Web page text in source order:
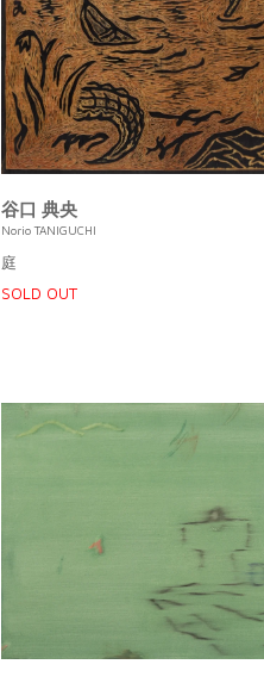
「描く」ことへの深い追求と楽
谷口 典央
Norio TANIGUCHI
庭
SOLD OUT